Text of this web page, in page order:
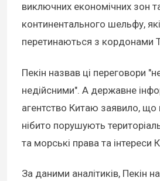
виключних економічних зон
континентального шельфу,
перетинаються з кордонами
Пекін назвав ці переговори
недійсними". А державне
агентство Китаю заявило, що
нібито порушують
та морські права та інтереси
За даними аналітиків, Пекін